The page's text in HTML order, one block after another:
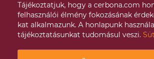
ADATKEZELÉSI TÁJÉKOZTATÓ
VISSZAÉLÉS BEJELENTÉSI
ÉVES ENERGETIKAI JELENTÉS
Tájékoztatjuk, hogy a cerbona.com
felhasználói élmény fokozásának
kat alkalmazunk. A honlapunk
tájékoztatásunkat tudomásul veszi.